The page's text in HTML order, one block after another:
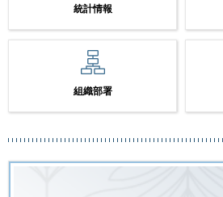
統計情報
組織部署